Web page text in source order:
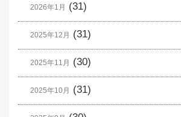
2026年1月 (31)
2025年12月 (31)
2025年11月 (30)
2025年10月 (31)